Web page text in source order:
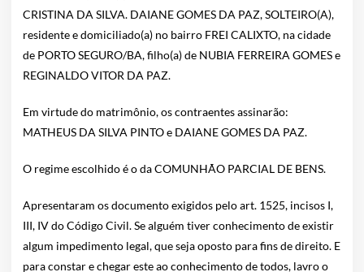
CRISTINA DA SILVA. DAIANE GOMES DA PAZ, SOLTEIRO(A),
residente e domiciliado(a) no bairro FREI CALIXTO, na cidade
de PORTO SEGURO/BA, filho(a) de NUBIA FERREIRA GOMES e
REGINALDO VITOR DA PAZ.
Em virtude do matrimônio, os contraentes assinarão:
MATHEUS DA SILVA PINTO e DAIANE GOMES DA PAZ.
O regime escolhido é o da COMUNHÃO PARCIAL DE BENS.
Apresentaram os documento exigidos pelo art. 1525, incisos I,
III, IV do Código Civil. Se alguém tiver conhecimento de existir
algum impedimento legal, que seja oposto para fins de direito. E
para constar e chegar este ao conhecimento de todos, lavro o